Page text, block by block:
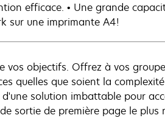
efficace. • Une grande
sur une imprimante A4!
vos objectifs. Offrez à vos
quelles que soient la
solution imbattable pour
sortie de première page le